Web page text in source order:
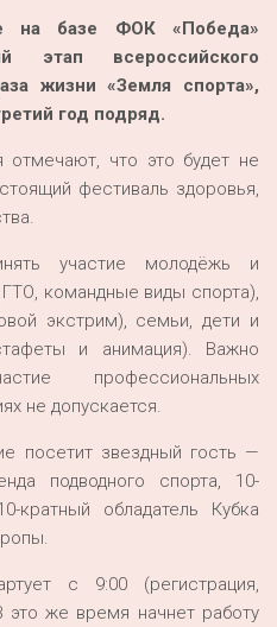
на базе ФОК «Победа»
этап всероссийского
жизни «Земля спорта»,
год подряд.
отмечают, что это будет не
фестиваль здоровья,
участие молодёжь и
командные виды спорта),
экстрим), семьи, дети и
и анимация). Важно
профессиональных
не допускается.
посетит звездный гость —
подводного спорта, 10-
обладатель Кубка
с 9:00 (регистрация,
это же время начнет работу